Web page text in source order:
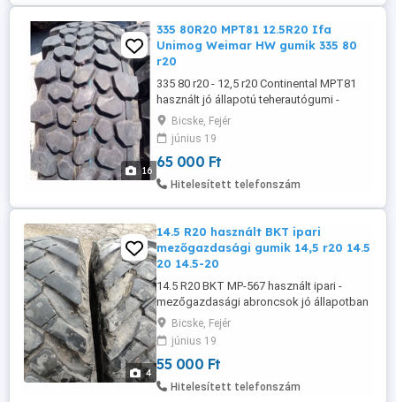
16
335 80R20 MPT81 12.5R20 Ifa
Unimog Weimar HW gumik 335 80
r20
335 80 r20 - 12,5 r20 Continental MPT81
használt jó állapotú teherautógumi -
mezőgazdasági gumiabroncsok. 12.5 r20
Military kiváltására, nagyobb teherbírás.
(3075kg) 70-80-95% állapot, 55-65-75.000
db tel. 06 30 6845 119 Szállítás futárral
lehetséges. hasonló méretek: 10.5 r20, 11
Bicske, Fejér
június 19
65 000 Ft
Hitelesített telefonszám
4
14.5 R20 használt BKT ipari
mezőgazdasági gumik 14,5 r20 14.5
20 14.5-20
14.5 R20 BKT MP-567 használt ipari -
mezőgazdasági abroncsok jó állapotban
2db 55.000 - db tel 06_30_684_5119
Bicske 365 80 r20 vagy 16 70-20
váltómérete hasonló méretek: 12.5 R20 ,
335 80 R20 , 365 80 R20 , 365 85 R20 , 395
85 R20 , 14.00 R20 , 16.00 R20 ...
Bicske, Fejér
június 19
55 000 Ft
Hitelesített telefonszám